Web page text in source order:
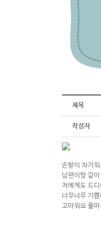
제목
작성자
손발이 차가
남편이랑 같
저에게도 드
너무너무 기
고마워요 풀